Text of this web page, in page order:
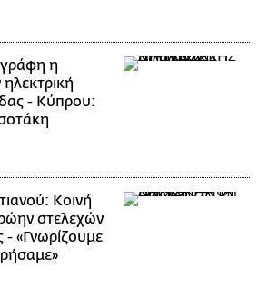
η
- Κύπρου:
Κοινή
στελεχών
«Γνωρίζουμε